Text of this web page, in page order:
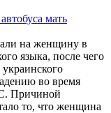
мать
на женщину в
языка, после чего
во время
Причиной
то, что женщина